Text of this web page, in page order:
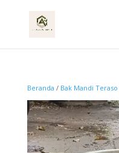
Beranda / Bak Mandi Teraso